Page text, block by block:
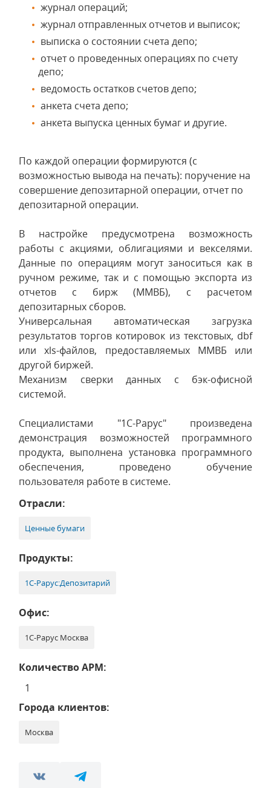
журнал операций;
журнал отправленных отчетов и выписок;
выписка о состоянии счета депо;
отчет о проведенных операциях по счету
депо;
ведомость остатков счетов депо;
анкета счета депо;
анкета выпуска ценных бумаг и другие.
По каждой операции формируются (с
возможностью вывода на печать): поручение на
совершение депозитарной операции, отчет по
депозитарной операции.
В настройке предусмотрена возможность
работы с акциями, облигациями и векселями.
Данные по операциям могут заноситься как в
ручном режиме, так и с помощью экспорта из
отчетов с бирж (ММВБ), с расчетом
депозитарных сборов.
Универсальная автоматическая загрузка
результатов торгов котировок из текстовых, dbf
или xls-файлов, предоставляемых ММВБ или
другой биржей.
Механизм сверки данных с бэк-офисной
системой.
Специалистами "1С-Рарус" произведена
демонстрация возможностей программного
продукта, выполнена установка программного
обеспечения, проведено обучение
пользователя работе в системе.
Отрасли:
Ценные бумаги
Продукты:
1С-Рарус:Депозитарий
Офис:
1С-Рарус Москва
Количество АРМ:
1
Города клиентов:
Москва